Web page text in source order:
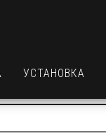
УСТАНОВКА